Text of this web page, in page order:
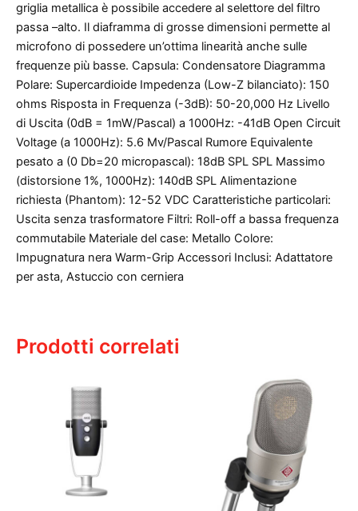
griglia metallica è possibile accedere al selettore del filtro
passa –alto. Il diaframma di grosse dimensioni permette al
microfono di possedere un’ottima linearità anche sulle
frequenze più basse. Capsula: Condensatore Diagramma
Polare: Supercardioide Impedenza (Low-Z bilanciato): 150
ohms Risposta in Frequenza (-3dB): 50-20,000 Hz Livello
di Uscita (0dB = 1mW/Pascal) a 1000Hz: -41dB Open Circuit
Voltage (a 1000Hz): 5.6 Mv/Pascal Rumore Equivalente
pesato a (0 Db=20 micropascal): 18dB SPL SPL Massimo
(distorsione 1%, 1000Hz): 140dB SPL Alimentazione
richiesta (Phantom): 12-52 VDC Caratteristiche particolari:
Uscita senza trasformatore Filtri: Roll-off a bassa frequenza
commutabile Materiale del case: Metallo Colore:
Impugnatura nera Warm-Grip Accessori Inclusi: Adattatore
per asta, Astuccio con cerniera
Prodotti correlati